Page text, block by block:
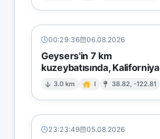
00:29:36 06.08.2026
Geysers'in 7 km
kuzeybatısında, Kaliforniya
3.0 km I 38.82, -122.81
23:23:49 05.08.2026